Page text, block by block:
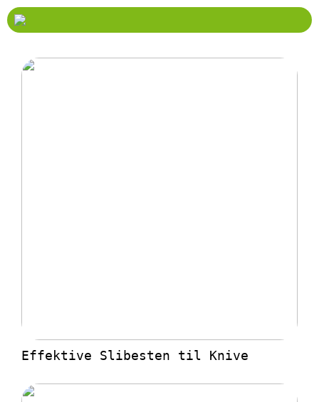
Effektive Slibesten til Knive